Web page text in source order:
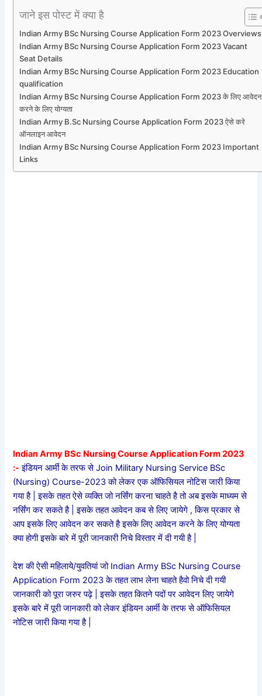
जाने इस पोस्ट में क्या है
Indian Army BSc Nursing Course Application Form 2023 Overviews
Indian Army BSc Nursing Course Application Form 2023 Vacant
Seat Details
Indian Army BSc Nursing Course Application Form 2023 Education
qualification
Indian Army BSc Nursing Course Application Form 2023 के लिए आवेदन
करने के लिए योग्यता
Indian Army B.Sc Nursing Course Application Form 2023 ऐसे करे
ऑनलाइन आवेदन
Indian Army BSc Nursing Course Application Form 2023 Important
Links
Indian Army BSc Nursing Course Application Form 2023
:- इंडियन आर्मी के तरफ से Join Military Nursing Service BSc
(Nursing) Course-2023 को लेकर एक ऑफिसियल नोटिस जारी किया
गया है | इसके तहत ऐसे व्यक्ति जो नर्सिंग करना चाहते है तो अब इसके माध्यम से
नर्सिंग कर सकते है | इसके तहत आवेदन कब से लिए जायेगे , किस प्रकार से
आप इसके लिए आवेदन कर सकते है इसके लिए आवेदन करने के लिए योग्यता
क्या होगी इसके बारे में पूरी जानकारी निचे विस्तार में दी गयी है |
देश की ऐसी महिलाये/युवतियां जो Indian Army BSc Nursing Course
Application Form 2023 के तहत लाभ लेना चाहते हैवो निचे दी गयी
जानकारी को पूरा जरुर पढ़े | इसके तहत कितने पदों पर आवेदन लिए जायेगे
इसके बारे में पूरी जानकारी को लेकर इंडियन आर्मी के तरफ से ऑफिसियल
नोटिस जारी किया गया है |